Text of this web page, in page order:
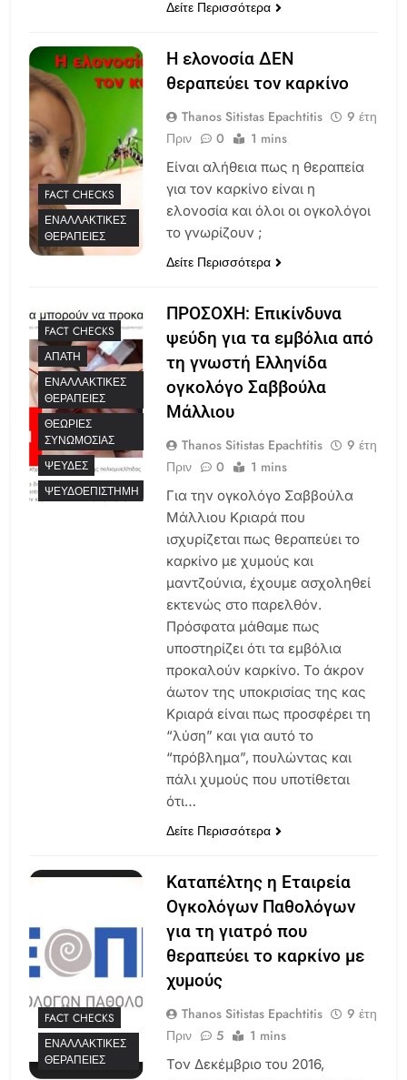
Δείτε Περισσότερα
FACT CHECKS
ΕΝΑΛΛΑΚΤΙΚΈΣ
ΘΕΡΑΠΕΊΕΣ
Η ελονοσία ΔΕΝ
θεραπεύει τον καρκίνο
Thanos Sitistas Epachtitis
9 έτη
Πριν
0 1 mins
Είναι αλήθεια πως η θεραπεία
για τον καρκίνο είναι η
ελονοσία και όλοι οι ογκολόγοι
το γνωρίζουν ;
Δείτε Περισσότερα
FACT CHECKS
ΑΠΆΤΗ
ΕΝΑΛΛΑΚΤΙΚΈΣ
ΘΕΡΑΠΕΊΕΣ
ΘΕΩΡΊΕΣ
ΣΥΝΩΜΟΣΊΑΣ
ΨΕΥΔΈΣ
ΨΕΥΔΟΕΠΙΣΤΉΜΗ
ΠΡΟΣΟΧΗ: Επικίνδυνα
ψεύδη για τα εμβόλια από
τη γνωστή Ελληνίδα
ογκολόγο Σαββούλα
Μάλλιου
Thanos Sitistas Epachtitis
9 έτη
Πριν
0 1 mins
Για την ογκολόγο Σαββούλα
Μάλλιου Κριαρά που
ισχυρίζεται πως θεραπεύει το
καρκίνο με χυμούς και
μαντζούνια, έχουμε ασχοληθεί
εκτενώς στο παρελθόν.
Πρόσφατα μάθαμε πως
υποστηρίζει ότι τα εμβόλια
προκαλούν καρκίνο. Το άκρον
άωτον της υποκρισίας της κας
Κριαρά είναι πως προσφέρει τη
“λύση” και για αυτό το
“πρόβλημα”, πουλώντας και
πάλι χυμούς που υποτίθεται
ότι…
Δείτε Περισσότερα
FACT CHECKS
ΕΝΑΛΛΑΚΤΙΚΈΣ
ΘΕΡΑΠΕΊΕΣ
Καταπέλτης η Εταιρεία
Ογκολόγων Παθολόγων
για τη γιατρό που
θεραπεύει το καρκίνο με
χυμούς
Thanos Sitistas Epachtitis
9 έτη
Πριν
5 1 mins
Τον Δεκέμβριο του 2016,